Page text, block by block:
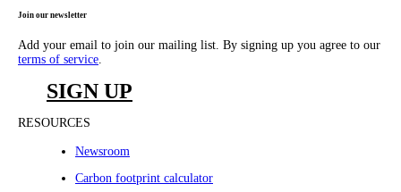
Join our newsletter
Add your email to join our mailing list. By signing up you agree to our
terms of service.
SIGN UP
RESOURCES
Newsroom
Carbon footprint calculator